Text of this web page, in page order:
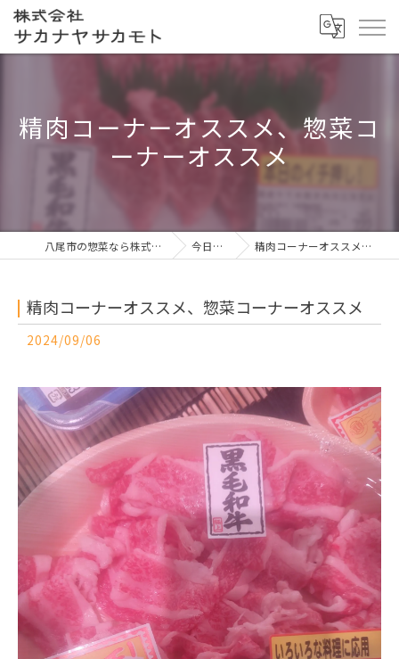
精肉コーナーオススメ、惣菜コ
ーナーオススメ
八尾市の惣菜なら株式会社サカナヤサカモト 今日の一押し 精肉コーナーオススメ、惣菜コーナーオススメ
精肉コーナーオススメ、惣菜コーナーオススメ
2024/09/06